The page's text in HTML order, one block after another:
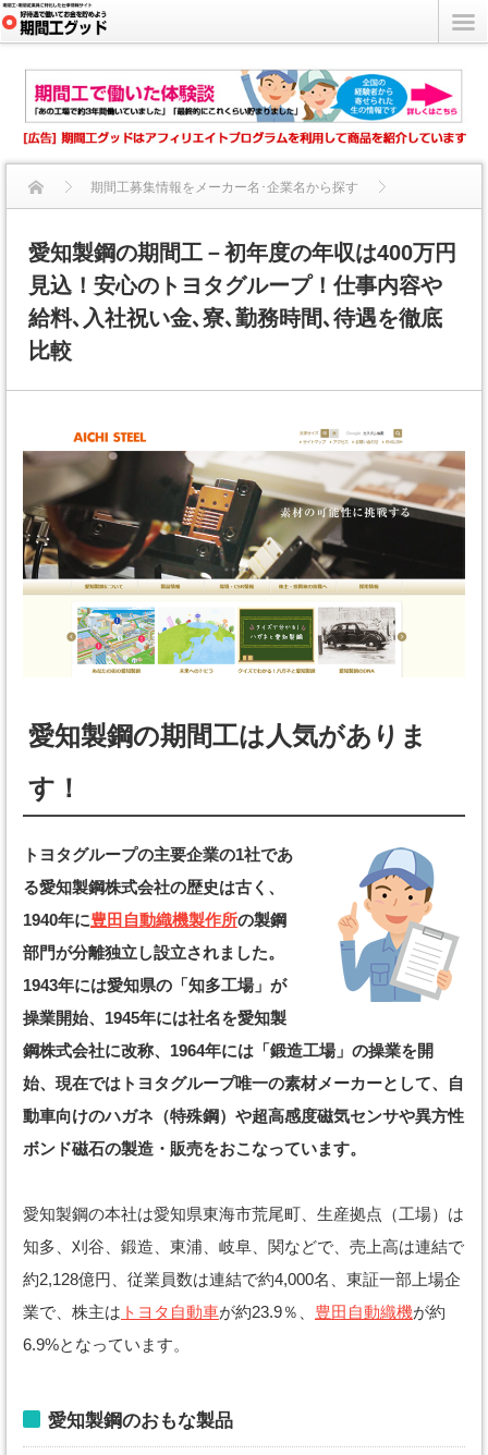
期間工募集情報をメーカー名･企業名から探す
愛知製鋼の期間工－初年度の年収は400万円
見込！安心のトヨタグループ！仕事内容や
給料､入社祝い金､寮､勤務時間､待遇を徹底
比較
愛知製鋼の期間工は人気がありま
す！
トヨタグループの主要企業の1社であ
る愛知製鋼株式会社の歴史は古く、
1940年に豊田自動織機製作所の製鋼
部門が分離独立し設立されました。
1943年には愛知県の「知多工場」が
操業開始、1945年には社名を愛知製
鋼株式会社に改称、1964年には「鍛造工場」の操業を開
始、現在ではトヨタグループ唯一の素材メーカーとして、自
動車向けのハガネ（特殊鋼）や超高感度磁気センサや異方性
ボンド磁石の製造・販売をおこなっています。
愛知製鋼の本社は愛知県東海市荒尾町、生産拠点（工場）は
知多、刈谷、鍛造、東浦、岐阜、関などで、売上高は連結で
約2,128億円、従業員数は連結で約4,000名、東証一部上場企
業で、株主は トヨタ自動車が約23.9％、 豊田自動織機が約
6.9%となっています。
愛知製鋼のおもな製品